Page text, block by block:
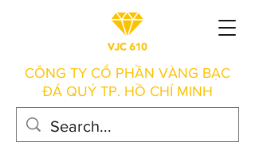
CÔNG TY CỔ PHẦN VÀNG BẠC
ĐÁ QUÝ TP. HỒ CHÍ MINH